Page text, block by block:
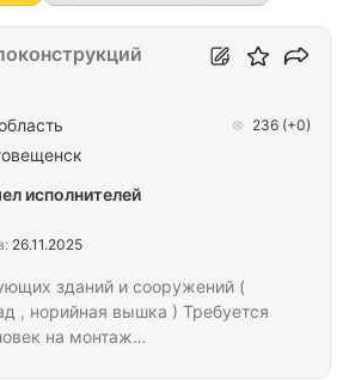
зданий и сооружений (
, норийная вышка ) Требуется
на монтаж
236 (+0)
исполнителей
26.11.2025